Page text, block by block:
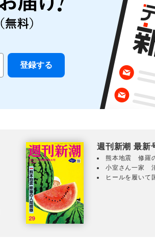
週刊新潮 最新
熊本地震 修羅
小室さん一家
ヒールを履い